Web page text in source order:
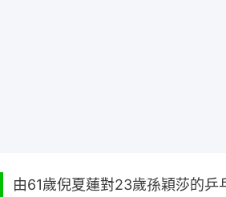
由61歲倪夏蓮對23歲孫穎莎的乒